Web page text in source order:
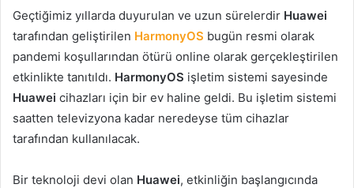
Geçtiğimiz yıllarda duyurulan ve uzun sürelerdir Huawei
tarafından geliştirilen HarmonyOS bugün resmi olarak
pandemi koşullarından ötürü online olarak gerçekleştirilen
etkinlikte tanıtıldı. HarmonyOS işletim sistemi sayesinde
Huawei cihazları için bir ev haline geldi. Bu işletim sistemi
saatten televizyona kadar neredeyse tüm cihazlar
tarafından kullanılacak.
Bir teknoloji devi olan Huawei, etkinliğin başlangıcında